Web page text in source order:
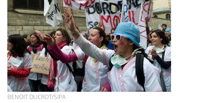
BENOIT DUCROT/SIPA